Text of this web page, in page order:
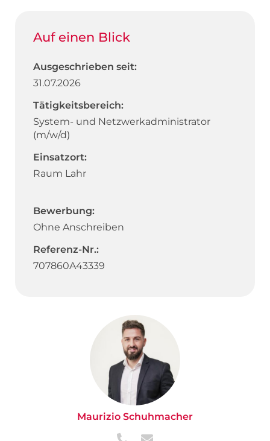
Auf einen Blick
Ausgeschrieben seit:
31.07.2026
Tätigkeitsbereich:
System- und Netzwerkadministrator
(m/w/d)
Einsatzort:
Raum Lahr
Bewerbung:
Ohne Anschreiben
Referenz-Nr.:
707860A43339
Maurizio Schuhmacher